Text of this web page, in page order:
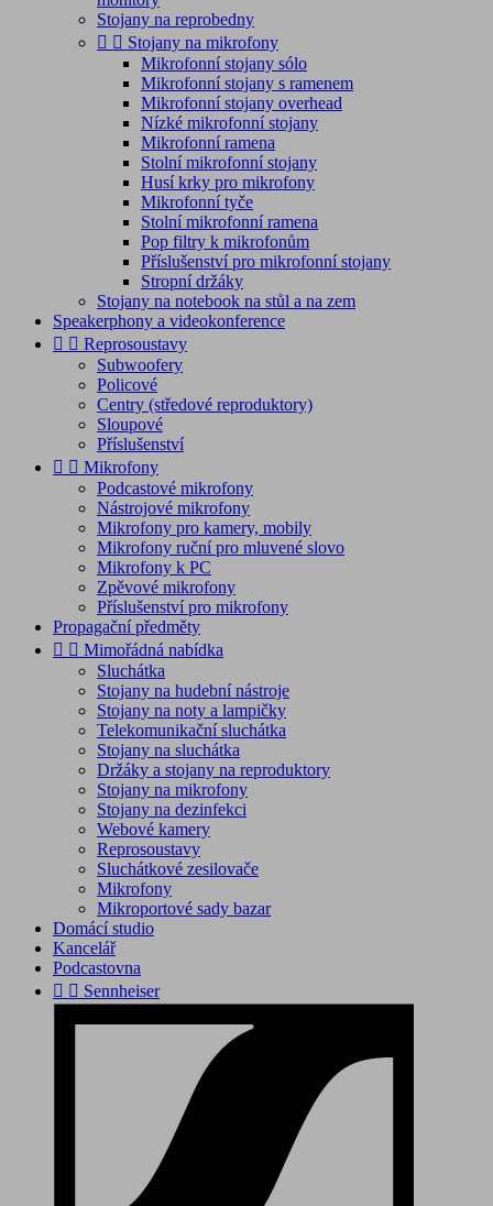
Stojany na reprobedny
  Stojany na mikrofony
Mikrofonní stojany sólo
Mikrofonní stojany s ramenem
Mikrofonní stojany overhead
Nízké mikrofonní stojany
Mikrofonní ramena
Stolní mikrofonní stojany
Husí krky pro mikrofony
Mikrofonní tyče
Stolní mikrofonní ramena
Pop filtry k mikrofonům
Příslušenství pro mikrofonní stojany
Stropní držáky
Stojany na notebook na stůl a na zem
Speakerphony a videokonference
  Reprosoustavy
Subwoofery
Policové
Centry (středové reproduktory)
Sloupové
Příslušenství
  Mikrofony
Podcastové mikrofony
Nástrojové mikrofony
Mikrofony pro kamery, mobily
Mikrofony ruční pro mluvené slovo
Mikrofony k PC
Zpěvové mikrofony
Příslušenství pro mikrofony
Propagační předměty
  Mimořádná nabídka
Sluchátka
Stojany na hudební nástroje
Stojany na noty a lampičky
Telekomunikační sluchátka
Stojany na sluchátka
Držáky a stojany na reproduktory
Stojany na mikrofony
Stojany na dezinfekci
Webové kamery
Reprosoustavy
Sluchátkové zesilovače
Mikrofony
Mikroportové sady bazar
Domácí studio
Kancelář
Podcastovna
  Sennheiser